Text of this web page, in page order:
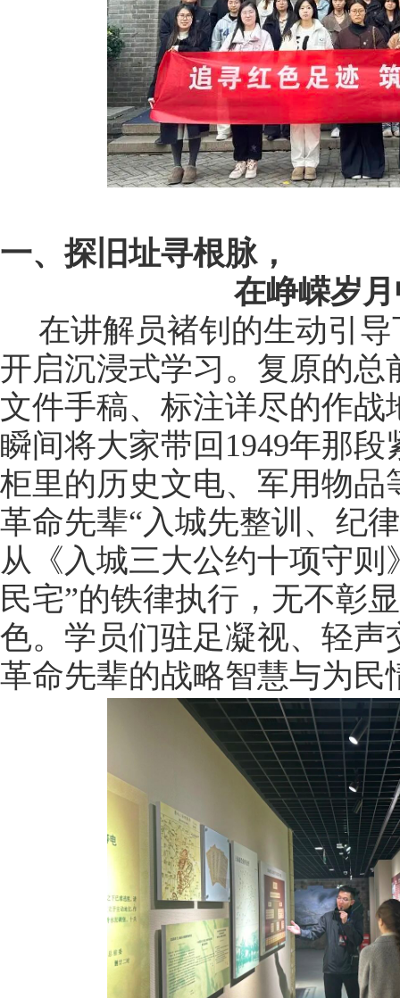
一、探旧址寻根脉，
在峥嵘岁
在讲解员褚钊的生动引
开启沉浸式学习。复原的
文件手稿、标注详尽的作
瞬间将大家带回 1949年那段
柜里的历史文电、军用物
革命先辈“入城先整训、纪
从《入城三大公约十项守则
民宅”的铁律执行，无不彰
色。学员们驻足凝视、轻
革命先辈的战略智慧与为民